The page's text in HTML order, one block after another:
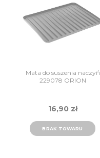
Mata do suszenia naczyń
229078 ORION
16,90 zł
BRAK TOWARU